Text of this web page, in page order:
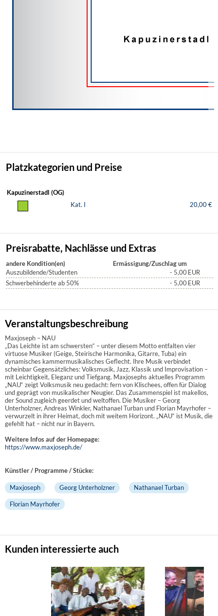
Platzkategorien und Preise
Kapuzinerstadl (OG)
Kat. I
20,00 €
Preisrabatte, Nachlässe und Extras
andere Kondition(en)
Ermässigung/Zuschlag um
Auszubildende/Studenten
- 5,00EUR
Schwerbehinderte ab 50%
- 5,00EUR
Veranstaltungsbeschreibung
Maxjoseph – NAU
„Das Leichte ist am schwersten“ – unter diesem Motto entfalten vier
virtuose Musiker (Geige, Steirische Harmonika, Gitarre, Tuba) ein
dynamisches kammermusikalisches Geflecht. Ihre Musik verbindet
scheinbar Gegensätzliches: Volksmusik, Jazz, Klassik und Improvisation –
mit Leichtigkeit, Eleganz und Tiefgang. Maxjosephs aktuelles Programm
„NAU“ zeigt Volksmusik neu gedacht: fern von Klischees, offen für Dialog
und geprägt von musikalischer Neugier. Das Zusammenspiel ist makellos,
der Sound zugleich geerdet und weltoffen. Die Musiker – Georg
Unterholzner, Andreas Winkler, Nathanael Turban und Florian Mayrhofer –
verwurzelt in ihrer Heimat, doch mit weitem Horizont. „NAU“ ist Musik, die
gefehlt hat – nicht nur in Bayern.
Weitere Infos auf der Homepage:
https://www.maxjoseph.de/
Künstler / Programme / Stücke:
Maxjoseph Georg Unterholzner Nathanael Turban
Florian Mayrhofer
Kunden interessierte auch